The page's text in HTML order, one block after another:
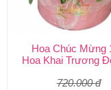
Hoa Chúc Mừng
Hoa Khai Trương
720.000 đ